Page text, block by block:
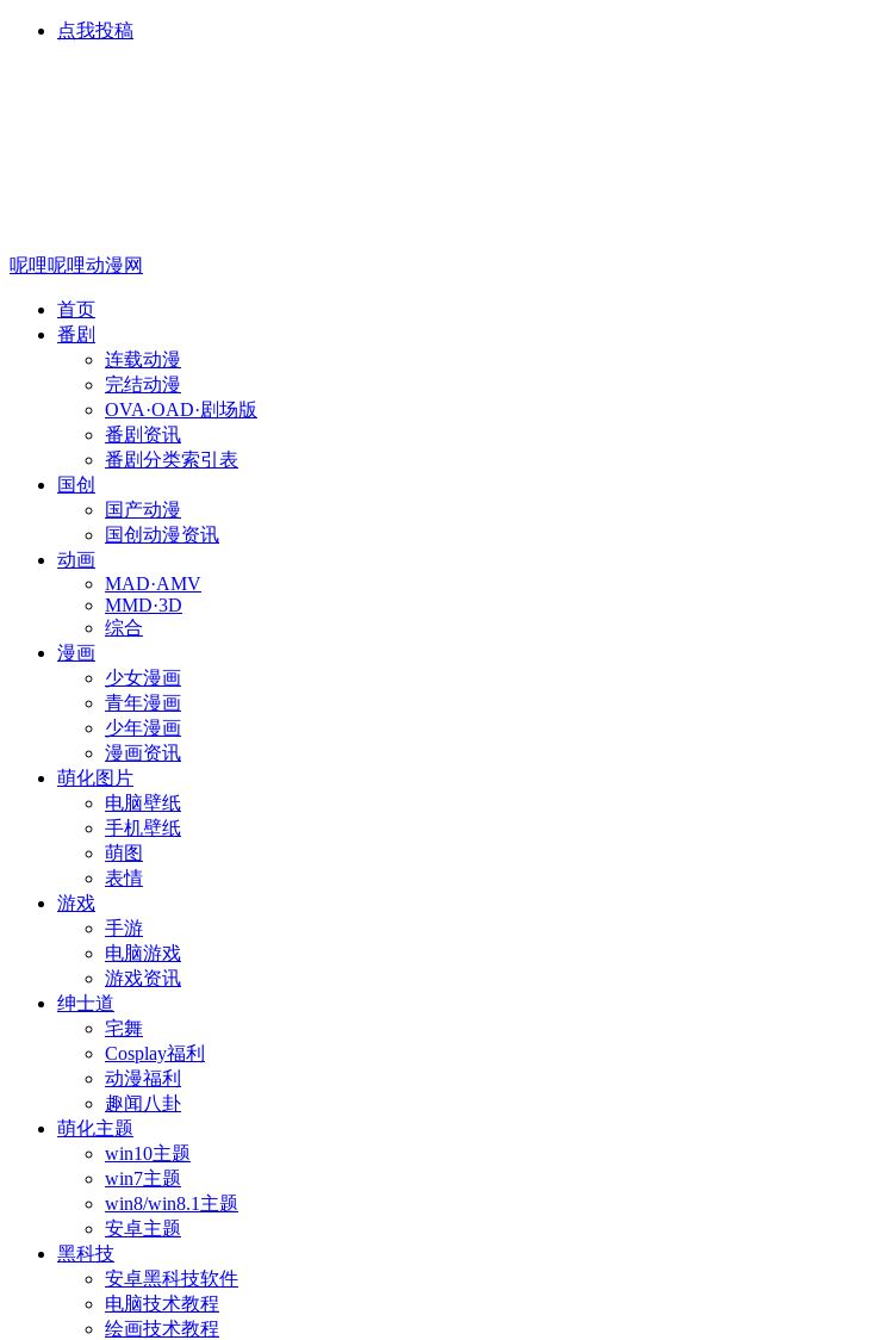
点我投稿
呢哩呢哩动漫网
首页
番剧
连载动漫
完结动漫
OVA·OAD·剧场版
番剧资讯
番剧分类索引表
国创
国产动漫
国创动漫资讯
动画
MAD·AMV
MMD·3D
综合
漫画
少女漫画
青年漫画
少年漫画
漫画资讯
萌化图片
电脑壁纸
手机壁纸
萌图
表情
游戏
手游
电脑游戏
游戏资讯
绅士道
宅舞
Cosplay福利
动漫福利
趣闻八卦
萌化主题
win10主题
win7主题
win8/win8.1主题
安卓主题
黑科技
安卓黑科技软件
电脑技术教程
绘画技术教程